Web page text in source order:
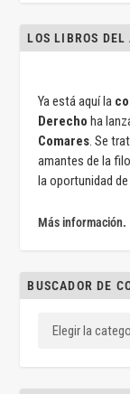
LOS LIBROS DEL
Ya está aquí la
Derecho ha
Comares. Se
amantes de la
la oportunidad
Más información.
BUSCADOR DE